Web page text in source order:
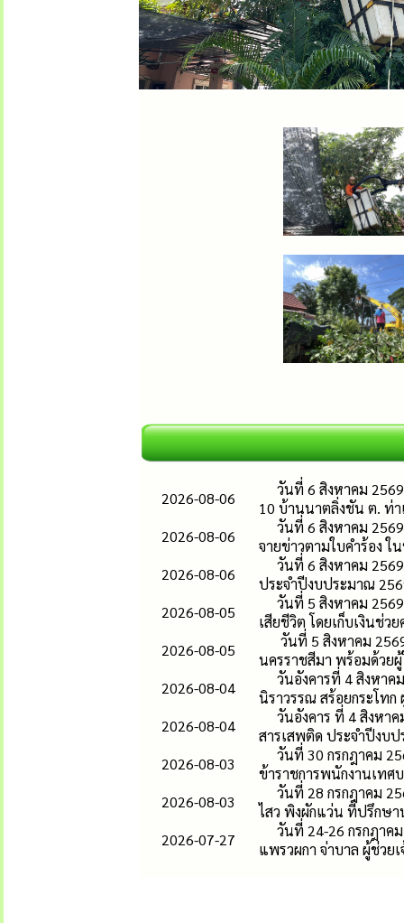
2026-08-06
วันที่ 6 สิงหาคม
10 บ้านนาตลิ่งชัน ต. ท่า
2026-08-06
วันที่ 6 สิงหาคม
จายข่าวตามใบคำร้อง
2026-08-06
วันที่ 6 สิงหาคม
ประจำปีงบประมาณ
2026-08-05
วันที่ 5 สิงหาคม
เสียชีวิต โดยเก็บเงินช่
2026-08-05
วันที่ 5 สิงหาคม
นครราชสีมา พร้อมด้ว
2026-08-04
วันอังคารที่ 4 สิงหา
นิราวรรณ สร้อยกระโท
2026-08-04
วันอังคาร ที่ 4 สิงหา
สารเสพติด ประจำปีงบ
2026-08-03
วันที่ 30 กรกฎาคม
ข้าราชการพนักงานเทศ
2026-08-03
วันที่ 28 กรกฎาคม
ไสว พิงผักแว่น ที่ปรึกษ
2026-07-27
วันที่ 24-26 กรกฎาค
แพรวผกา จ่าบาล ผู้ช่วย